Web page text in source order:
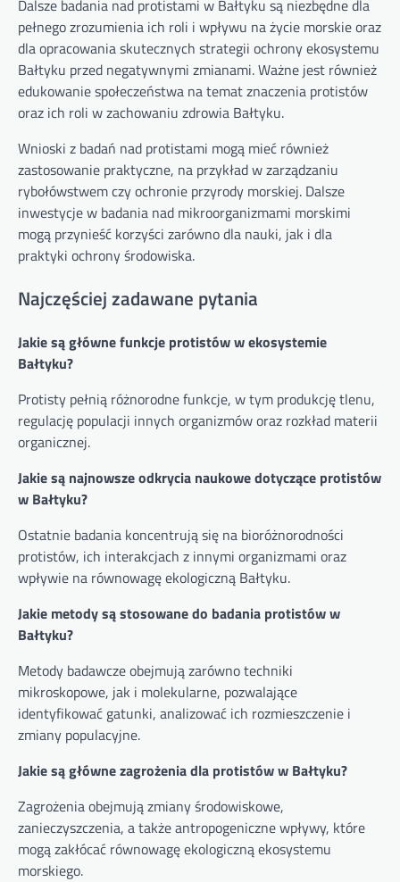
Dalsze badania nad protistami w Bałtyku są niezbędne dla
pełnego zrozumienia ich roli i wpływu na życie morskie oraz
dla opracowania skutecznych strategii ochrony ekosystemu
Bałtyku przed negatywnymi zmianami. Ważne jest również
edukowanie społeczeństwa na temat znaczenia protistów
oraz ich roli w zachowaniu zdrowia Bałtyku.
Wnioski z badań nad protistami mogą mieć również
zastosowanie praktyczne, na przykład w zarządzaniu
rybołówstwem czy ochronie przyrody morskiej. Dalsze
inwestycje w badania nad mikroorganizmami morskimi
mogą przynieść korzyści zarówno dla nauki, jak i dla
praktyki ochrony środowiska.
Najczęściej zadawane pytania
Jakie są główne funkcje protistów w ekosystemie
Bałtyku?
Protisty pełnią różnorodne funkcje, w tym produkcję tlenu,
regulację populacji innych organizmów oraz rozkład materii
organicznej.
Jakie są najnowsze odkrycia naukowe dotyczące protistów
w Bałtyku?
Ostatnie badania koncentrują się na bioróżnorodności
protistów, ich interakcjach z innymi organizmami oraz
wpływie na równowagę ekologiczną Bałtyku.
Jakie metody są stosowane do badania protistów w
Bałtyku?
Metody badawcze obejmują zarówno techniki
mikroskopowe, jak i molekularne, pozwalające
identyfikować gatunki, analizować ich rozmieszczenie i
zmiany populacyjne.
Jakie są główne zagrożenia dla protistów w Bałtyku?
Zagrożenia obejmują zmiany środowiskowe,
zanieczyszczenia, a także antropogeniczne wpływy, które
mogą zakłócać równowagę ekologiczną ekosystemu
morskiego.